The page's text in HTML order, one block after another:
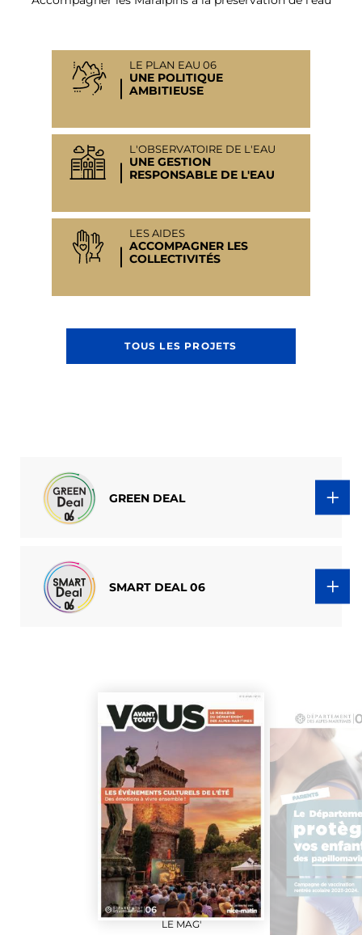
LE PLAN EAU 06
UNE POLITIQUE
AMBITIEUSE
L'OBSERVATOIRE DE L'EAU
UNE GESTION
RESPONSABLE DE L'EAU
LES AIDES
ACCOMPAGNER LES
COLLECTIVITÉS
TOUS LES PROJETS
GREEN DEAL
SMART DEAL 06
LE MAG'